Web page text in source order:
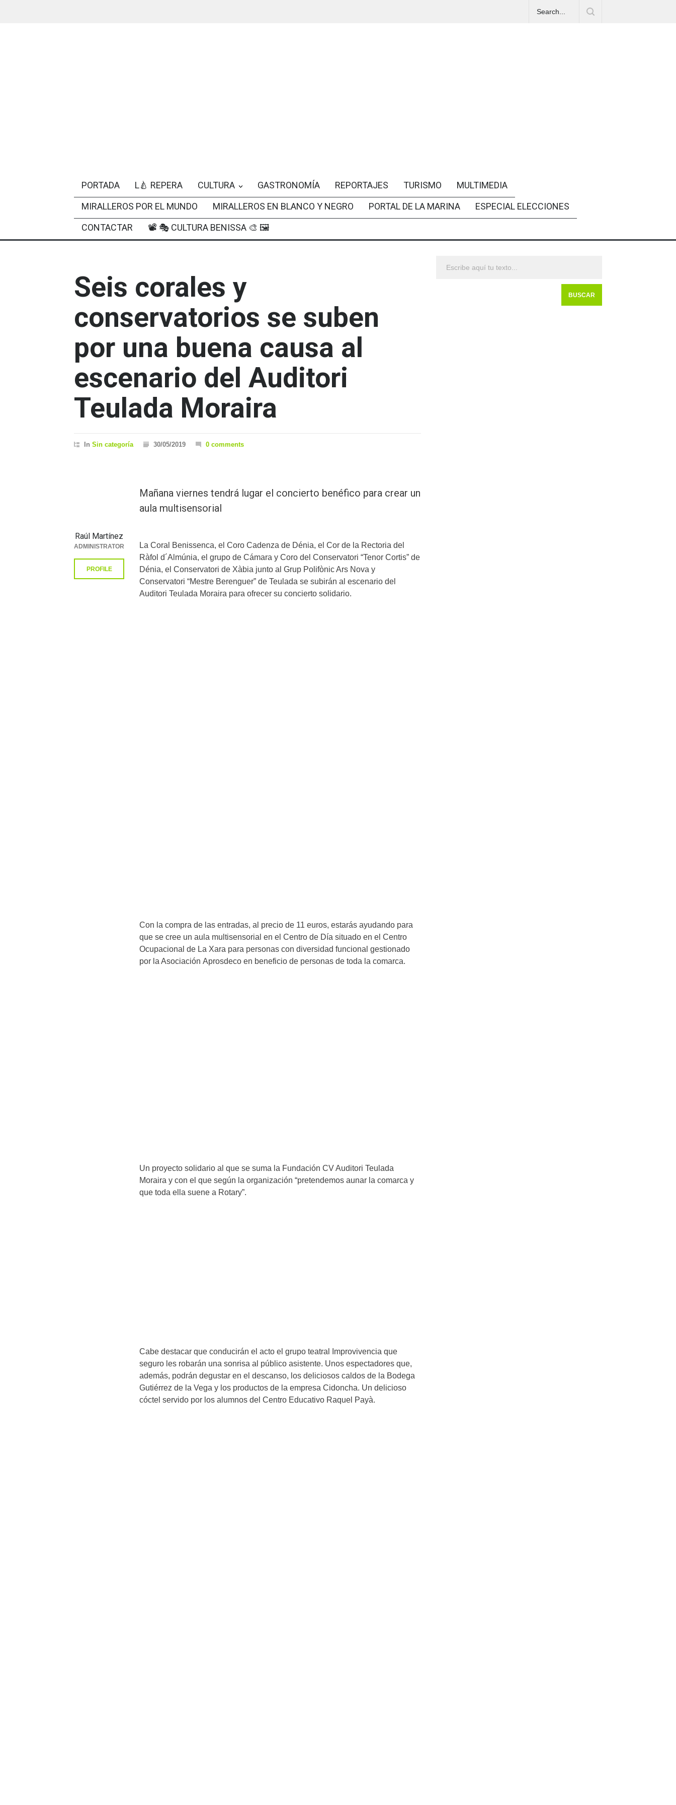
PORTADA L🍐 REPERA CULTURA GASTRONOMÍA REPORTAJES TURISMO
MULTIMEDIA
MIRALLEROS POR EL MUNDO
MIRALLEROS EN BLANCO Y NEGRO PORTAL DE LA MARINA
ESPECIAL ELECCIONES
CONTACTAR
📽 🎭 CULTURA BENISSA 🎨 🖼
Seis corales y
conservatorios se suben
por una buena causa al
escenario del Auditori
Teulada Moraira
In Sin categoría 30/05/2019 0 comments
Mañana viernes tendrá lugar el concierto benéfico para crear un
aula multisensorial
La Coral Benissenca, el Coro Cadenza de Dénia, el Cor de la Rectoria del
Ràfol d´Almúnia, el grupo de Cámara y Coro del Conservatori “Tenor Cortis” de
Dénia, el Conservatori de Xàbia junto al Grup Polifònic Ars Nova y
Conservatori “Mestre Berenguer” de Teulada se subirán al escenario del
Auditori Teulada Moraira para ofrecer su concierto solidario.
Con la compra de las entradas, al precio de 11 euros, estarás ayudando para
que se cree un aula multisensorial en el Centro de Día situado en el Centro
Ocupacional de La Xara para personas con diversidad funcional gestionado
por la Asociación Aprosdeco en beneficio de personas de toda la comarca.
Un proyecto solidario al que se suma la Fundación CV Auditori Teulada
Moraira y con el que según la organización “pretendemos aunar la comarca y
que toda ella suene a Rotary”.
Cabe destacar que conducirán el acto el grupo teatral Improvivencia que
seguro les robarán una sonrisa al público asistente. Unos espectadores que,
además, podrán degustar en el descanso, los deliciosos caldos de la Bodega
Gutiérrez de la Vega y los productos de la empresa Cidoncha. Un delicioso
cóctel servido por los alumnos del Centro Educativo Raquel Payà.
Raúl Martínez
ADMINISTRATOR
PROFILE